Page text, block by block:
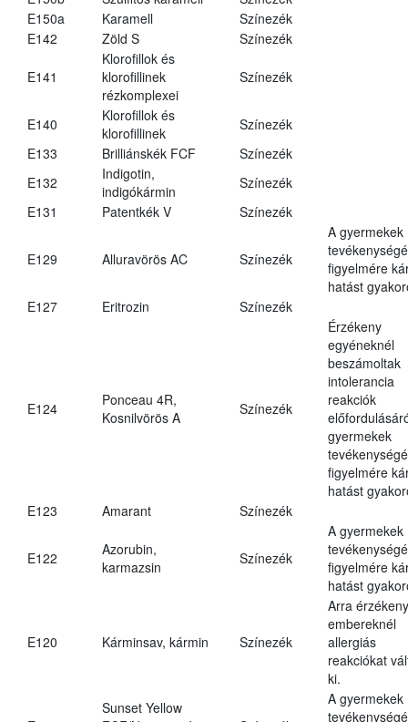
E150a
Karamell
Színezék
E142
Zöld S Színezék
E141
Klorofillok és
klorofillinek
rézkomplexei
Színezék
E140
Klorofillok és
klorofillinek
Színezék
E133
Brilliánskék FCF
Színezék
E132
Indigotin,
indigókármin
Színezék
E131
Patentkék V Színezék
E129 Alluravörös AC Színezék
A gyermekek
figyelmére
hatást
E127
Eritrozin Színezék
E124
Ponceau 4R,
Kosnilvörös A
Színezék
Érzékeny
egyéneknél
beszámoltak
intolerancia
reakciók
gyermekek
figyelmére
hatást
E123
Amarant Színezék
E122
Azorubin,
karmazsin
Színezék
A gyermekek
figyelmére
hatást
E120 Kárminsav, kármin Színezék
Arra érzékeny
embereknél
allergiás
reakciókat
ki.
Sunset Yellow
A gyermekek